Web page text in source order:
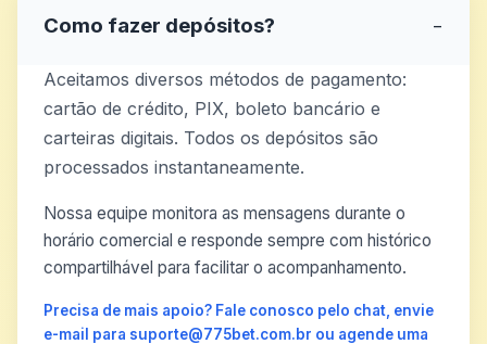
Como fazer depósitos? −
Aceitamos diversos métodos de pagamento:
cartão de crédito, PIX, boleto bancário e
carteiras digitais. Todos os depósitos são
processados instantaneamente.
Nossa equipe monitora as mensagens durante o
horário comercial e responde sempre com histórico
compartilhável para facilitar o acompanhamento.
Precisa de mais apoio? Fale conosco pelo chat, envie
e-mail para suporte@775bet.com.br ou agende uma